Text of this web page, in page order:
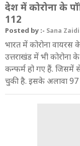
8:49 AM
8:46 AM
पिछले 24 घंटों में
8:39 AM
दिल्ली में कोरोना
देश में कोरोना के
112
Posted by :- Sana Zaidi
भारत में कोरोना
उत्तराखंड में भी
कन्फर्म हो गए हैं. जिसमें
चुकी है. इसके अलावा 97